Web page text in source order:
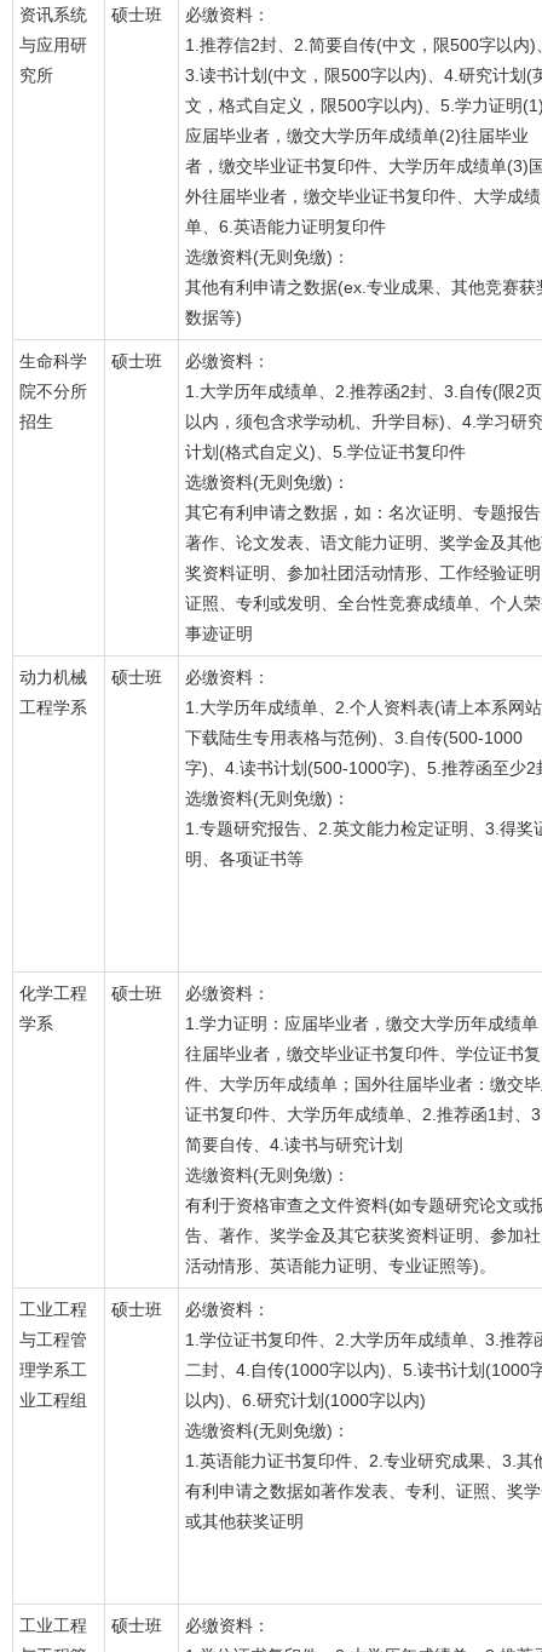
资讯系统
与应用研
究所
硕士班
必缴资料：
1.推荐信2封、2.简要自传(中文，限500字以内)
3.读书计划(中文，限500字以内)、4.研究计划(
文，格式自定义，限500字以内)、5.学力证明
应届毕业者，缴交大学历年成绩单(2)往届毕业
者，缴交毕业证书复印件、大学历年成绩单(3)
外往届毕业者，缴交毕业证书复印件、大学成绩
单、6.英语能力证明复印件
选缴资料(无则免缴)：
其他有利申请之数据(ex.专业成果、其他竞赛获
数据等)
生命科学
院不分所
招生
硕士班
必缴资料：
1.大学历年成绩单、2.推荐函2封、3.自传(限2页
以内，须包含求学动机、升学目标)、4.学习研
计划(格式自定义)、5.学位证书复印件
选缴资料(无则免缴)：
其它有利申请之数据，如：名次证明、专题报
著作、论文发表、语文能力证明、奖学金及其
奖资料证明、参加社团活动情形、工作经验证
证照、专利或发明、全台性竞赛成绩单、个人
事迹证明
动力机械
工程学系
硕士班
必缴资料：
1.大学历年成绩单、2.个人资料表(请上本系网站
下载陆生专用表格与范例)、3.自传(500-1000
字)、4.读书计划(500-1000字)、5.推荐函至少2
选缴资料(无则免缴)：
1.专题研究报告、2.英文能力检定证明、3.得奖
明、各项证书等
化学工程
学系
硕士班
必缴资料：
1.学力证明：应届毕业者，缴交大学历年成绩单
往届毕业者，缴交毕业证书复印件、学位证书
件、大学历年成绩单；国外往届毕业者：缴交
证书复印件、大学历年成绩单、2.推荐函1封、
简要自传、4.读书与研究计划
选缴资料(无则免缴)：
有利于资格审查之文件资料(如专题研究论文或
告、著作、奖学金及其它获奖资料证明、参加
活动情形、英语能力证明、专业证照等)。
工业工程
与工程管
理学系工
业工程组
硕士班
必缴资料：
1.学位证书复印件、2.大学历年成绩单、3.推荐
二封、4.自传(1000字以内)、5.读书计划(1000
以内)、6.研究计划(1000字以内)
选缴资料(无则免缴)：
1.英语能力证书复印件、2.专业研究成果、3.其
有利申请之数据如著作发表、专利、证照、奖
或其他获奖证明
工业工程
硕士班
必缴资料：